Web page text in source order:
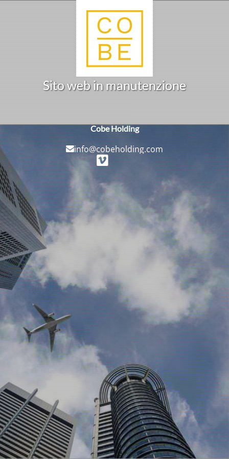
Sitowebinmanutenzione
Cobe Holding
info@cobeholding.com